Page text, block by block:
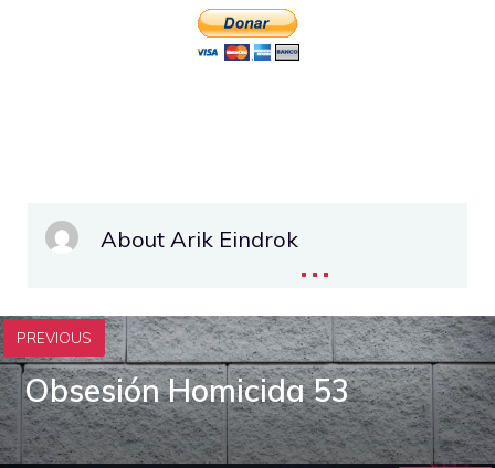
About Arik Eindrok...
PREVIOUS
Obsesión Homicida 53